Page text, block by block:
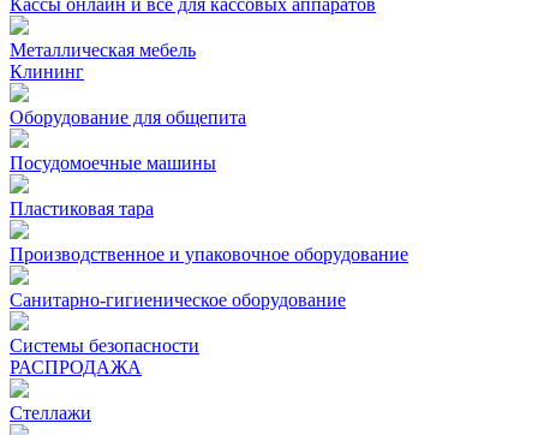
Кассы онлайн и все для кассовых аппаратов
Металлическая мебель
Клининг
Оборудование для общепита
Посудомоечные машины
Пластиковая тара
Производственное и упаковочное оборудование
Санитарно-гигиеническое оборудование
Системы безопасности
РАСПРОДАЖА
Стеллажи